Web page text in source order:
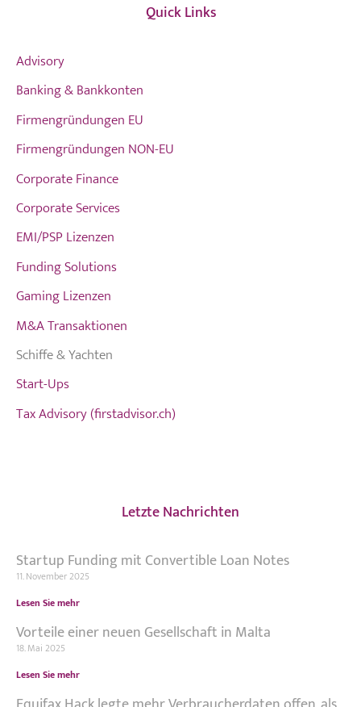
Quick Links
Advisory
Banking & Bankkonten
Firmengründungen EU
Firmengründungen NON-EU
Corporate Finance
Corporate Services
EMI/PSP Lizenzen
Funding Solutions
Gaming Lizenzen
M&A Transaktionen
Schiffe & Yachten
Start-Ups
Tax Advisory (firstadvisor.ch)
Letzte Nachrichten
Startup Funding mit Convertible Loan Notes
11. November 2025
Lesen Sie mehr
Vorteile einer neuen Gesellschaft in Malta
18. Mai 2025
Lesen Sie mehr